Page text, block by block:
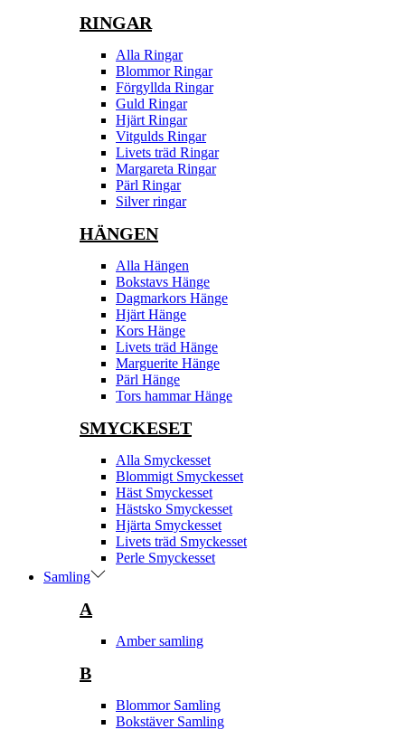
RINGAR
Alla Ringar
Blommor Ringar
Förgyllda Ringar
Guld Ringar
Hjärt Ringar
Vitgulds Ringar
Livets träd Ringar
Margareta Ringar
Pärl Ringar
Silver ringar
HÄNGEN
Alla Hängen
Bokstavs Hänge
Dagmarkors Hänge
Hjärt Hänge
Kors Hänge
Livets träd Hänge
Marguerite Hänge
Pärl Hänge
Tors hammar Hänge
SMYCKESET
Alla Smyckesset
Blommigt Smyckesset
Häst Smyckesset
Hästsko Smyckesset
Hjärta Smyckesset
Livets träd Smyckesset
Perle Smyckesset
Samling
A
Amber samling
B
Blommor Samling
Bokstäver Samling